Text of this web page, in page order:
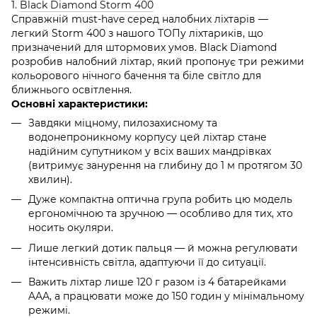
1. Black Diamond Storm 400
Справжній must-have серед налобних ліхтарів —
легкий Storm 400 з нашого ТОПу ліхтариків, що
призначений для штормових умов. Black Diamond
розробив налобний ліхтар, який пропонує три режими
кольорового нічного бачення та біле світло для
ближнього освітлення.
Основні характеристики:
Завдяки міцному, пилозахисному та
водонепроникному корпусу цей ліхтар стане
надійним супутником у всіх ваших мандрівках
(витримує занурення на глибину до 1 м протягом 30
хвилин).
Дуже компактна оптична група робить цю модель
ергономічною та зручною — особливо для тих, хто
носить окуляри.
Лише легкий дотик пальця — й можна регулювати
інтенсивність світла, адаптуючи її до ситуації.
Важить ліхтар лише 120 г разом із 4 батарейками
AAA, а працювати може до 150 годин у мінімальному
режимі.